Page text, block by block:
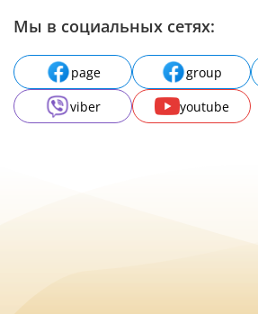
Мы в социальных сетях:
page group
viber
youtube